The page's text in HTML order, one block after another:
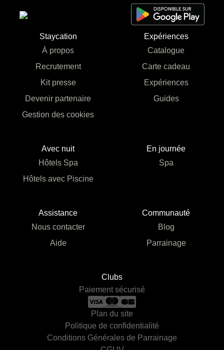
Staycation
À propos
Recrutement
Kit presse
Devenir partenaire
Gestion des cookies
Expériences
Catalogue
Carte cadeau
Expériences
Guides
Avec nuit
Hôtels Spa
Hôtels avec Piscine
En journée
Spa
Assistance
Nous contacter
Aide
Communauté
Blog
Parrainage
Clubs
Paiement sécurisé
Plan du site
Politique de confidentialité
Conditions Générales de Parrainage